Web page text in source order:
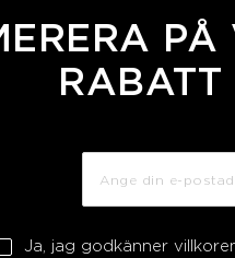
RABATT
Ja, jag godkänner